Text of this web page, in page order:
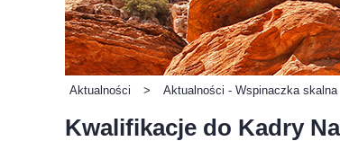
Aktualności > Aktualności - Wspinaczka skalna
Kwalifikacje do Kadry